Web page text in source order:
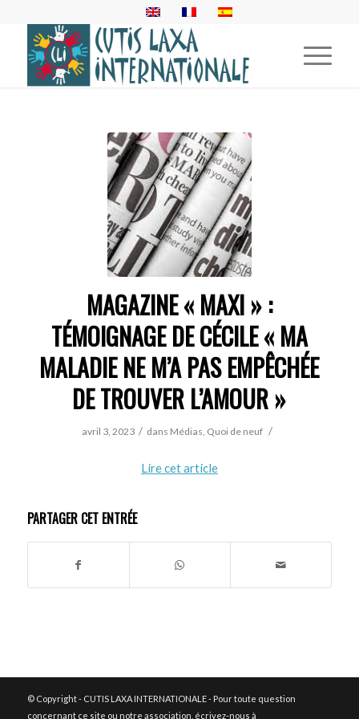
MAGAZINE « MAXI » :
TÉMOIGNAGE DE CÉCILE « MA
MALADIE NE M’A PAS EMPÊCHÉE
DE TROUVER L’AMOUR »
avril 3, 2023 / dans Médias, Quoi de neuf /
Lire cet article
PARTAGER CET ENTRÉE
© Copyright - CUTIS LAXA INTERNATIONALE - Pour toute question
concernant ce site ou notre association, écrivez-nous à